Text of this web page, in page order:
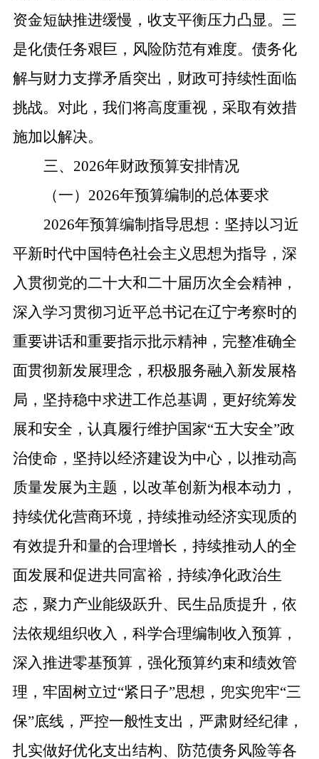
资金短缺推进缓慢，收支平衡压力凸显。三
是化债任务艰巨，风险防范有难度。债务化
解与财力支撑矛盾突出，财政可持续性面临
挑战。对此，我们将高度重视，采取有效措
施加以解决。
三、 2026年财政预算安排情况
（一） 2026年预算编制的总体要求
2026年预算编制指导思想：坚持以习近
平新时代中国特色社会主义思想为指导，深
入贯彻党的二十大和二十届历次全会精神，
深入学习贯彻习近平总书记在辽宁考察时的
重要讲话和重要指示批示精神，完整准确全
面贯彻新发展理念，积极服务融入新发展格
局，坚持稳中求进工作总基调，更好统筹发
展和安全，认真履行维护国家“五大安全”政
治使命，坚持以经济建设为中心，以推动高
质量发展为主题，以改革创新为根本动力，
持续优化营商环境，持续推动经济实现质的
有效提升和量的合理增长，持续推动人的全
面发展和促进共同富裕，持续净化政治生
态，聚力产业能级跃升、民生品质提升，依
法依规组织收入，科学合理编制收入预算，
深入推进零基预算，强化预算约束和绩效管
理，牢固树立过“紧日子”思想，兜实兜牢“三
保”底线，严控一般性支出，严肃财经纪律，
扎实做好优化支出结构、防范债务风险等各